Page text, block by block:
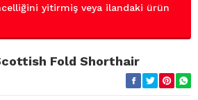
yitirmiş veya ilandaki ürün
Fold Shorthair